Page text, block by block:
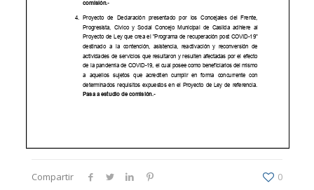
Compartir 0